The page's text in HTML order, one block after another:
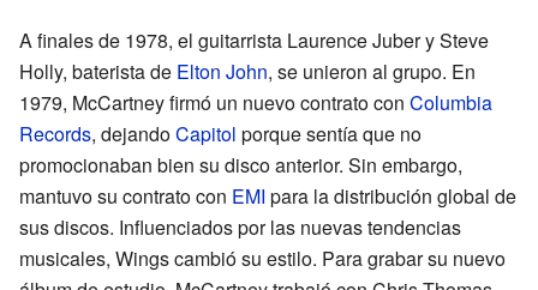
A finales de 1978, el guitarrista Laurence Juber y Steve
Holly, baterista de Elton John, se unieron al grupo. En
1979, McCartney firmó un nuevo contrato con Columbia
Records, dejandoCapitol porque sentía que no
promocionaban bien su disco anterior. Sin embargo,
mantuvo su contrato con EMI para la distribución global de
sus discos. Influenciados por las nuevas tendencias
musicales, Wings cambió su estilo. Para grabar su nuevo